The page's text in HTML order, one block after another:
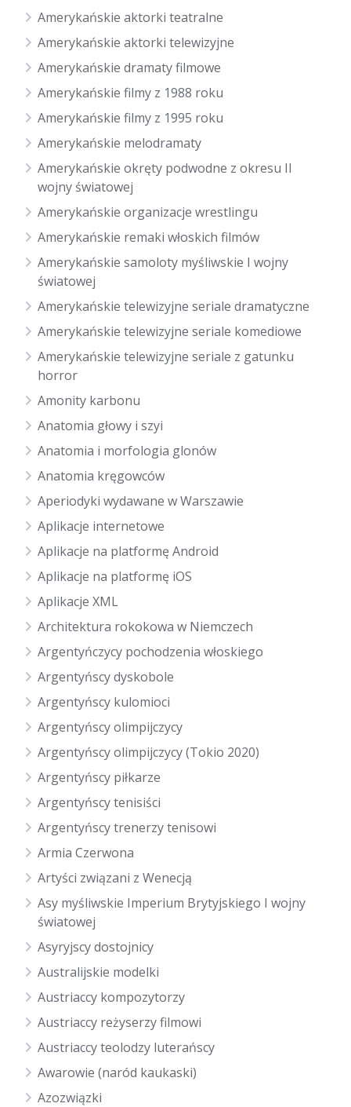
Amerykańskie aktorki teatralne
Amerykańskie aktorki telewizyjne
Amerykańskie dramaty filmowe
Amerykańskie filmy z 1988 roku
Amerykańskie filmy z 1995 roku
Amerykańskie melodramaty
Amerykańskie okręty podwodne z okresu II
wojny światowej
Amerykańskie organizacje wrestlingu
Amerykańskie remaki włoskich filmów
Amerykańskie samoloty myśliwskie I wojny
światowej
Amerykańskie telewizyjne seriale dramatyczne
Amerykańskie telewizyjne seriale komediowe
Amerykańskie telewizyjne seriale z gatunku
horror
Amonity karbonu
Anatomia głowy i szyi
Anatomia i morfologia glonów
Anatomia kręgowców
Aperiodyki wydawane w Warszawie
Aplikacje internetowe
Aplikacje na platformę Android
Aplikacje na platformę iOS
Aplikacje XML
Architektura rokokowa w Niemczech
Argentyńczycy pochodzenia włoskiego
Argentyńscy dyskobole
Argentyńscy kulomioci
Argentyńscy olimpijczycy
Argentyńscy olimpijczycy (Tokio 2020)
Argentyńscy piłkarze
Argentyńscy tenisiści
Argentyńscy trenerzy tenisowi
Armia Czerwona
Artyści związani z Wenecją
Asy myśliwskie Imperium Brytyjskiego I wojny
światowej
Asyryjscy dostojnicy
Australijskie modelki
Austriaccy kompozytorzy
Austriaccy reżyserzy filmowi
Austriaccy teolodzy luterańscy
Awarowie (naród kaukaski)
Azozwiązki